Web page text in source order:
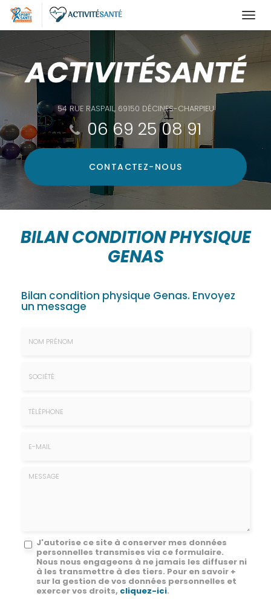
au
contenu
principal
54 RUE RASPAIL, 69150 DÉCINES-CHARPIEU
06 69 25 08 91
CONTACTEZ- NOUS
BILAN CONDITION PHYSIQUE
GENAS
Bilan condition physique Genas. Envoyez
un message
Message
J'autorise ce site à conserver mes données
personnelles transmises via ce formulaire.
Nous nous engageons à ne jamais les diffuser ni
à les transmettre à des tiers. Pour en savoir +
sur la gestion de vos données personnelles et
exercer vos droits, cliquez-ici.